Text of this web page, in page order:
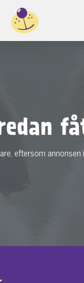
eftersom annonsen